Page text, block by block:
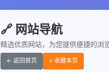
🔗 网站导航
精选优质网站，为您提供便捷的浏
← 返回首页 ⭐ 收藏本页